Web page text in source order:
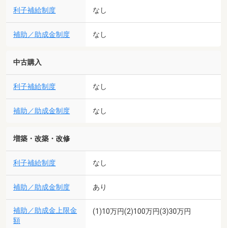
利子補給制度 なし
補助／助成金制度 なし
中古購入
利子補給制度 なし
補助／助成金制度 なし
増築・改築・改修
利子補給制度 なし
補助／助成金制度 あり
補助／助成金上限金
額
(1)10万円(2)100万円(3)30万円